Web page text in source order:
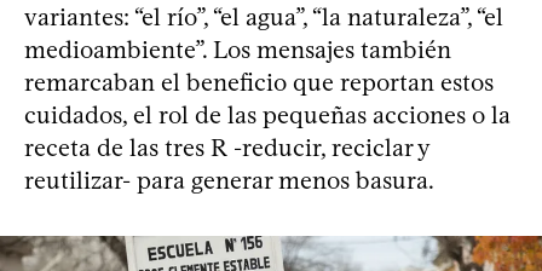
variantes: “el río”, “el agua”, “la naturaleza”, “el
medioambiente”. Los mensajes también
remarcaban el beneficio que reportan estos
cuidados, el rol de las pequeñas acciones o la
receta de las tres R -reducir, reciclar y
reutilizar- para generar menos basura.